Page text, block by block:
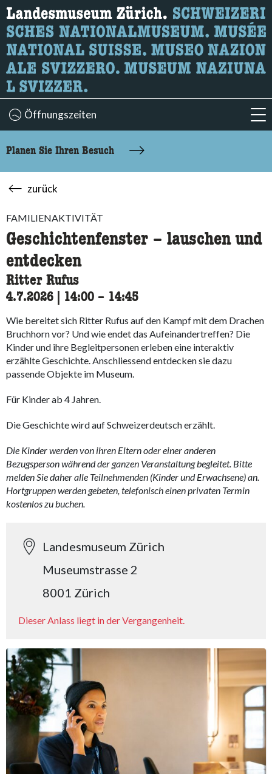
Wonach suchen Sie?
Hier können Sie nach Inhalten der Seite suchen.
Öffnungszeiten
Planen Sie Ihren Besuch
zurück
FAMILIENAKTIVITÄT
Geschichtenfenster – lauschen und
entdecken
Ritter Rufus
4.7.2026 14:00 accessibility.time_to
– 14:45
Wie bereitet sich Ritter Rufus auf den Kampf mit dem Drachen
Bruchhorn vor? Und wie endet das Aufeinandertreffen? Die
Kinder und ihre Begleitpersonen erleben eine interaktiv
erzählte Geschichte. Anschliessend entdecken sie dazu
passende Objekte im Museum.
Für Kinder ab 4 Jahren.
Die Geschichte wird auf Schweizerdeutsch erzählt.
Die Kinder werden von ihren Eltern oder einer anderen
Bezugsperson während der ganzen Veranstaltung begleitet. Bitte
melden Sie daher alle Teilnehmenden (Kinder und Erwachsene) an.
Hortgruppen werden gebeten, telefonisch einen privaten Termin
kostenlos zu buchen.
Landesmuseum Zürich
Museumstrasse 2
8001 Zürich
Dieser Anlass liegt in der Vergangenheit.